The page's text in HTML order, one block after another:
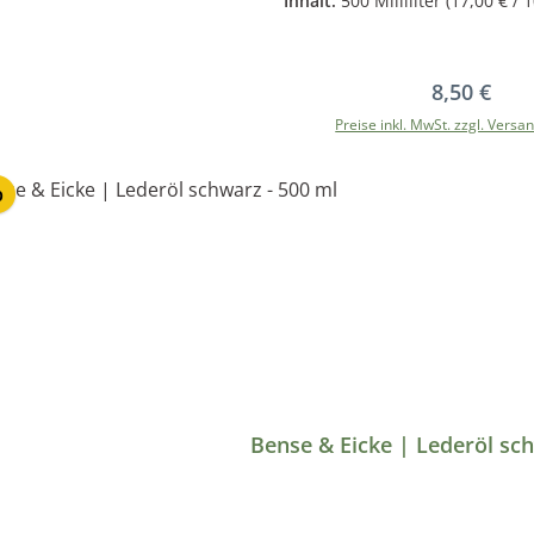
Regulärer
8,50 €
Preise inkl. MwSt. zzgl.
Bense & Eicke | Lederöl